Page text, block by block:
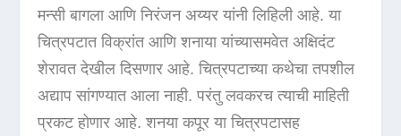
मन्सी बागला आणि निरंजन अय्यर यांनी लिहिली आहे. या
चित्रपटात विक्रांत आणि शनाया यांच्यासमवेत अक्षिदंट
शेरावत देखील दिसणार आहे. चित्रपटाच्या कथेचा तपशील
अद्याप सांगण्यात आला नाही. परंतु लवकरच त्याची माहिती
प्रकट होणार आहे. शनया कपूर या चित्रपटासह